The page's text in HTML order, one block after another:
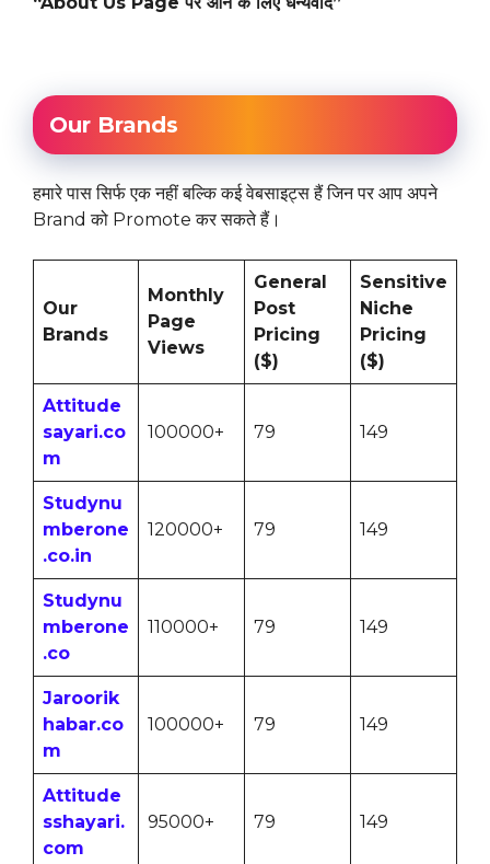
Our Brands
हमारे पास सिर्फ एक नहीं बल्कि कई वेबसाइट्स हैं जिन पर आप अपने
Brand को Promote कर सकते हैं।
Our
Brands
Monthly
Page
Views
General
Post
Pricing
($)
Sensitive
Niche
Pricing
($)
Attitude
sayari.co
m
100000+ 79 149
Studynu
mberone
.co.in
120000+ 79 149
Studynu
mberone
.co
110000+ 79 149
Jaroorik
habar.co
m
100000+ 79 149
Attitude
sshayari.
com
95000+ 79 149